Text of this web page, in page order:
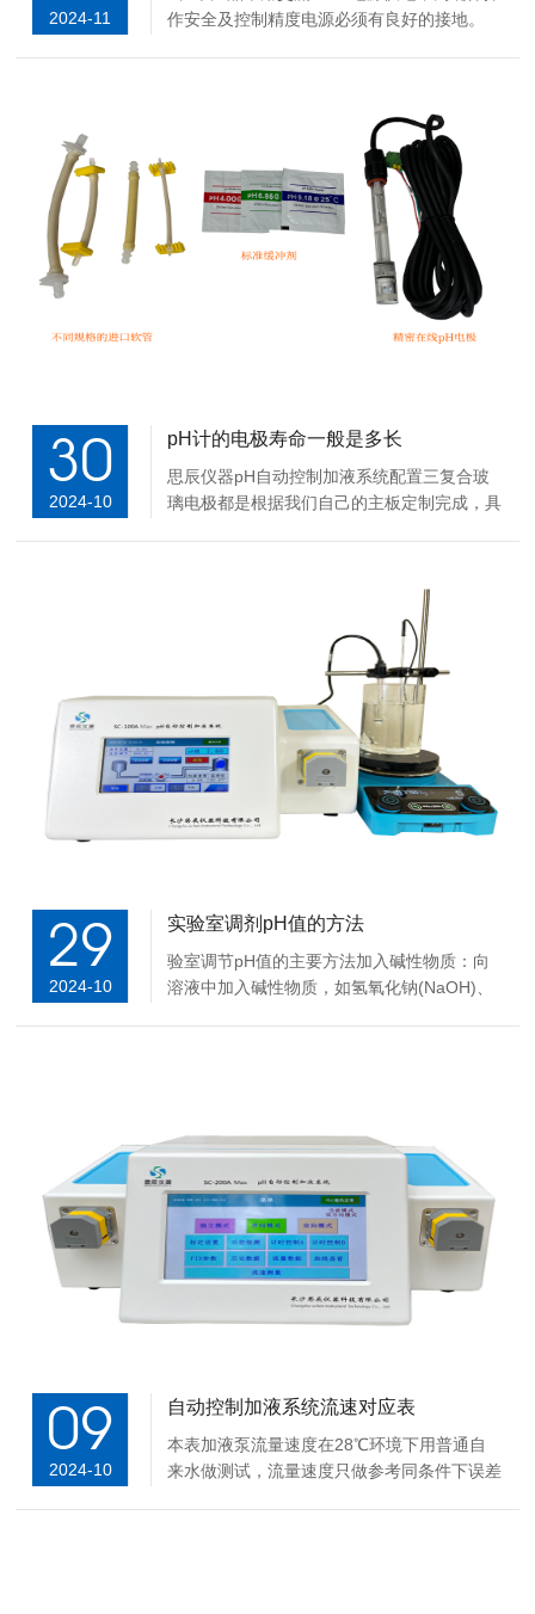
2024-11
作安全及控制精度电源必须有良好的接地。
丝刀拧紧。pH电极测量端固定在被监测的容
30
2024-10
pH计的电极寿命一般是多长
思辰仪器pH自动控制加液系统配置三复合玻
璃电极都是根据我们自己的主板定制完成，具
极的寿命通常为1到2年，具体取决于以下因
29
2024-10
实验室调剂pH值的方法
验室调节‌pH值的主要方法‌加入碱性物质‌：向
溶液中加入碱性物质，如‌氢氧化钠(NaOH)、‌
09
2024-10
自动控制加液系统流速对应表
本表加液泵流量速度在28℃环境下用普通自
来水做测试，流量速度只做参考同条件下误差